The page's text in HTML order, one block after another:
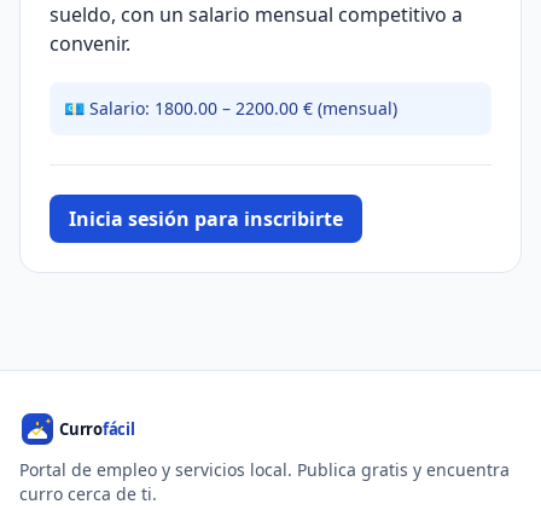
sueldo, con un salario mensual competitivo a
convenir.
💶 Salario: 1800.00 – 2200.00 € (mensual)
Inicia sesión para inscribirte
Portal de empleo y servicios local. Publica gratis y encuentra
curro cerca de ti.